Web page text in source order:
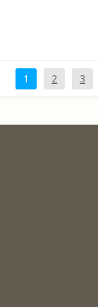
1 2 3